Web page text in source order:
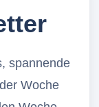
spannende
Woche